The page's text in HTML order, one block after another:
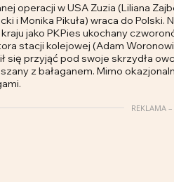
operacji w USA Zuzia (Liliana
i Monika Pikuła) wraca do
kraju jako PKPies ukochany
stacji kolejowej (Adam
się przyjąć pod swoje skrzydła
z bałaganem. Mimo
REKLAMA –